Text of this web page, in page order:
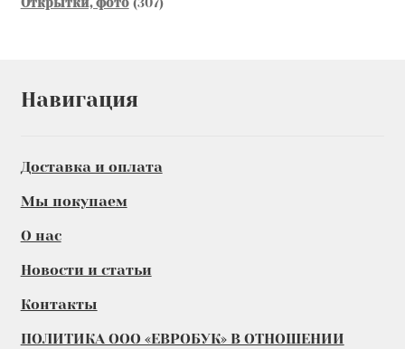
Навигация
Доставка и оплата
Мы покупаем
О нас
Новости и статьи
Контакты
ПОЛИТИКА ООО «ЕВРОБУК» В ОТНОШЕНИИ